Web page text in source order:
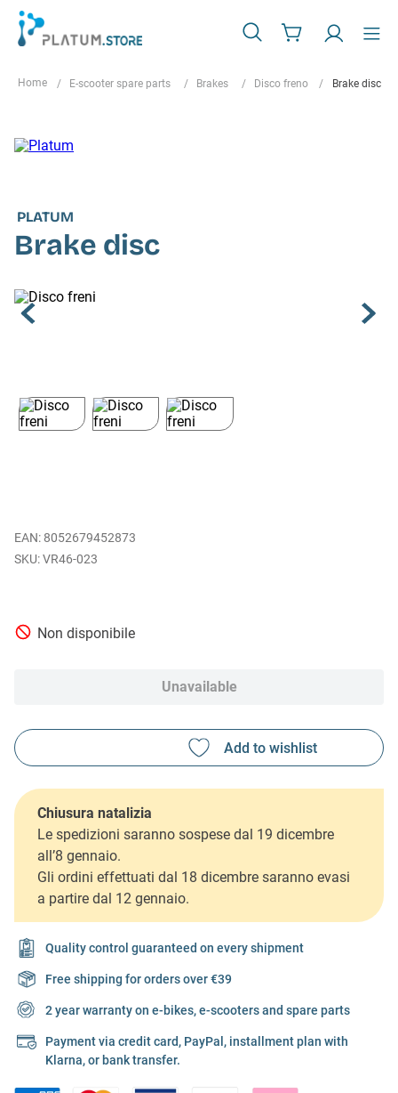
E-scooter spare parts Brakes Disco freno Brake disc
PLATUM
Brake disc
EAN: 8052679452873
VR46-023
Non disponibile
Unavailable
Chiusura natalizia
Le spedizioni saranno sospese dal 19 dicembre
all’8 gennaio.
Gli ordini effettuati dal 18 dicembre saranno evasi
a partire dal 12 gennaio.
Quality control guaranteed on every shipment
Free shipping for orders over €39
2 year warranty on e-bikes, e-scooters and spare parts
Payment via credit card, PayPal, installment plan with
Klarna, or bank transfer.